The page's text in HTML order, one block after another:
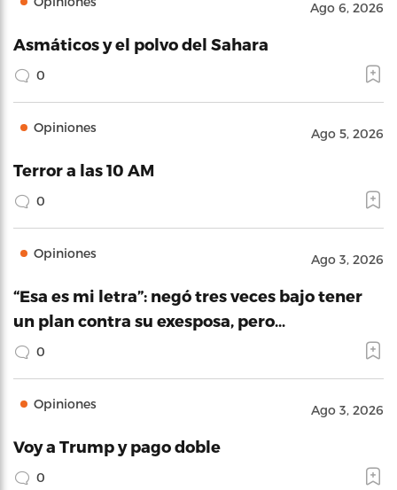
Ago 6, 2026
Asmáticos y el polvo del Sahara
0
Opiniones Ago 5, 2026
Terror a las 10 AM
0
Opiniones Ago 3, 2026
“Esa es mi letra”: negó tres veces bajo tener
un plan contra su exesposa, pero…
0
Opiniones Ago 3, 2026
Voy a Trump y pago doble
0